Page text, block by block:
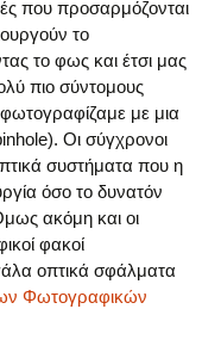
που προσαρμόζονται
το
το φως και έτσι μας
πιο σύντομους
με μια
Οι σύγχρονοι
συστήματα που η
όσο το δυνατόν
ακόμη και οι
φακοί
οπτικά σφάλματα
Φωτογραφικών